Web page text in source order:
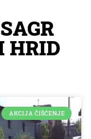
HRID
AKCIJA ČIŠĆENJE